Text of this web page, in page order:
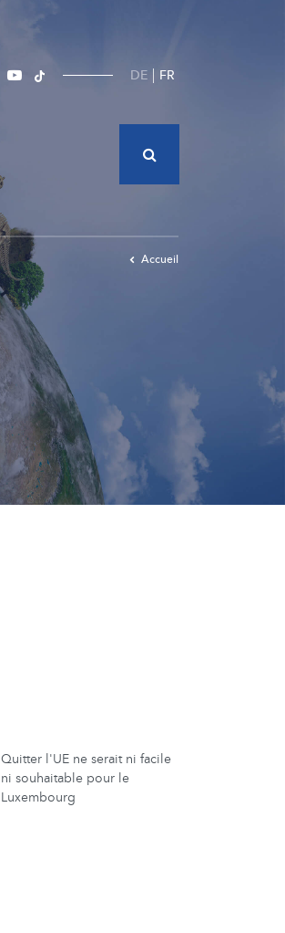
DE FR
Accueil
Quitter l'UE ne serait ni facile
ni souhaitable pour le
Luxembourg